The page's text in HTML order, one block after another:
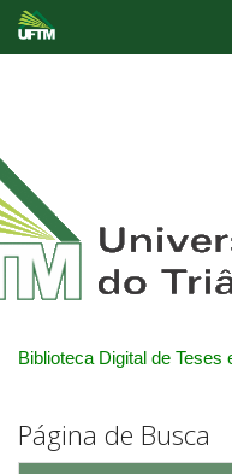
Biblioteca Digital de Teses
Página de Busca